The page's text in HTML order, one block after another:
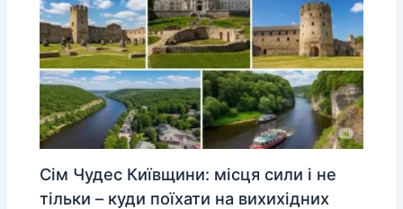
Сім Чудес Київщини: місця сили і не
тільки – куди поїхати на вихихідних